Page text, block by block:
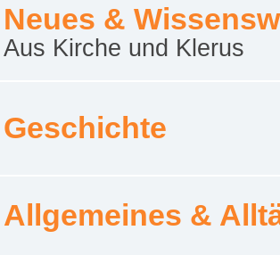
Neues &
Aus Kirche und Klerus
Geschichte
Allgemeines &